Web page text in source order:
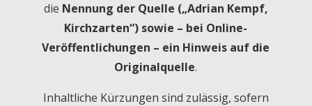
die Nennung der Quelle („Adrian Kempf,
Kirchzarten“) sowie – bei Online-
Veröffentlichungen – ein Hinweis auf die
Originalquelle.
Inhaltliche Kürzungen sind zulässig, sofern